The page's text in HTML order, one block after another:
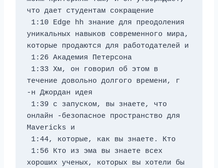
что дает студентам сокращение
уникальных навыков современного мира,
1:26 Академия Петерсона
течение довольно долгого времени, г
-н Джордан идея
онлайн -безопасное пространство для
Mavericks и
1:44, которые, как вы знаете. Кто
хороших ученых, которых вы хотели бы